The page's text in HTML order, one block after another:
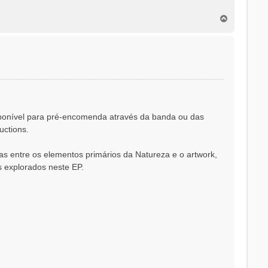
para pré-encomenda através da banda ou das
entre os elementos primários da Natureza e o artwork,
neste EP.